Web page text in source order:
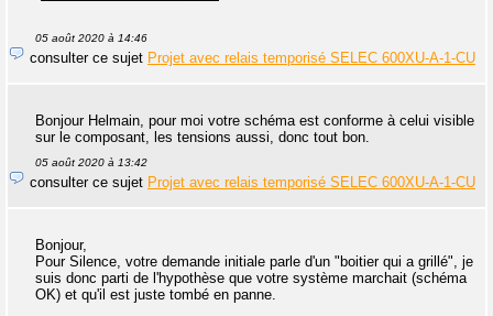
05 août 2020 à 14:46
consulter ce sujet Projet avec relais temporisé SELEC 600XU-A-1-CU
Bonjour Helmain, pour moi votre schéma est conforme à celui visible
sur le composant, les tensions aussi, donc tout bon.
05 août 2020 à 13:42
consulter ce sujet Projet avec relais temporisé SELEC 600XU-A-1-CU
Bonjour,
Pour Silence, votre demande initiale parle d'un "boitier qui a grillé", je
suis donc parti de l'hypothèse que votre système marchait (schéma
OK) et qu'il est juste tombé en panne.